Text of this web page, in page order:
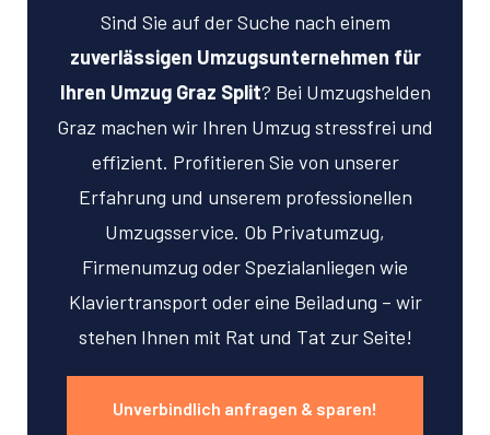
Sind Sie auf der Suche nach einem
zuverlässigen Umzugsunternehmen für
Ihren Umzug Graz Split? Bei Umzugshelden
Graz machen wir Ihren Umzug stressfrei und
effizient. Profitieren Sie von unserer
Erfahrung und unserem professionellen
Umzugsservice. Ob Privatumzug,
Firmenumzug oder Spezialanliegen wie
Klaviertransport oder eine Beiladung – wir
stehen Ihnen mit Rat und Tat zur Seite!
Unverbindlich anfragen & sparen!